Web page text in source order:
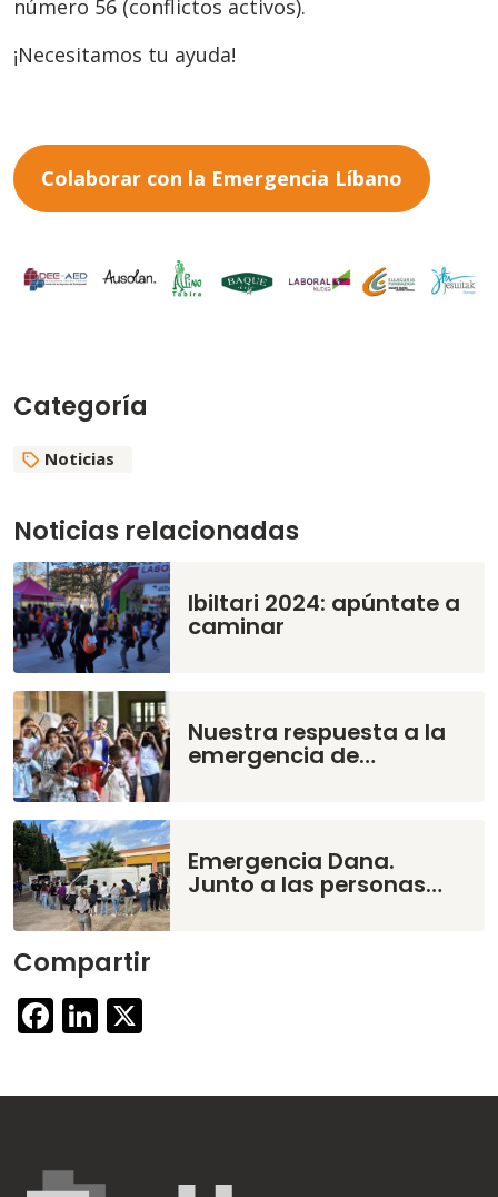
número 56 (conflictos activos).
¡Necesitamos tu ayuda!
Colaborar con la Emergencia Líbano
Categoría
Noticias
Noticias relacionadas
Ibiltari 2024: apúntate a
caminar
Nuestra respuesta a la
emergencia de…
Emergencia Dana.
Junto a las personas…
Compartir
Facebook
LinkedIn